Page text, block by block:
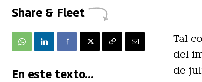
Share & Fleet
En este texto...
Tal
del
de